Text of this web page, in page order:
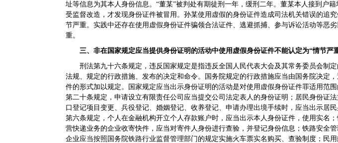
址等信息为其本人身份信息。“董某”被判处有期徒刑一年，缓刑二年。董某本人接到户
受监督改造，才发现身份证件被冒用。孙某使用虚假的身份证件造成司法机关错误的追
节严重。实践中还存在使用虚假身份证件骗领合法证件、逃避抓捕、参与诉讼活动等恶
重。
三、非在国家规定应当提供身份证明的活动中使用虚假身份证件不能认定为“情节严
刑法第九十六条规定，违反国家规定是指违反全国人民代表大会及其常务委员会制
法规、规定的行政措施、发布的决定和命令。国务院规定的行政措施应当由国务院决定
件的形式加以规定。国家规定应当出示身份证明的活动是对使用虚假身份证件罪适用范
第二十条规定，申请设立有限责任公司应当提交公司法定表人的身份证明；居民身份证
口登记项目变更、兵役登记、婚姻登记、收养登记、申请办理出境手续时，应当出示居
第六条规定，个人在金融机构开立个人存款账户时，应当出示本人身份证件，使用实名
营快递业务的企业收寄快件，应当对寄件人身份进行查验，并登记身份信息；铁路安全
企业应当按照国务院铁路行业监督管理部门的规定实施火车票实名购买、查验制度；民